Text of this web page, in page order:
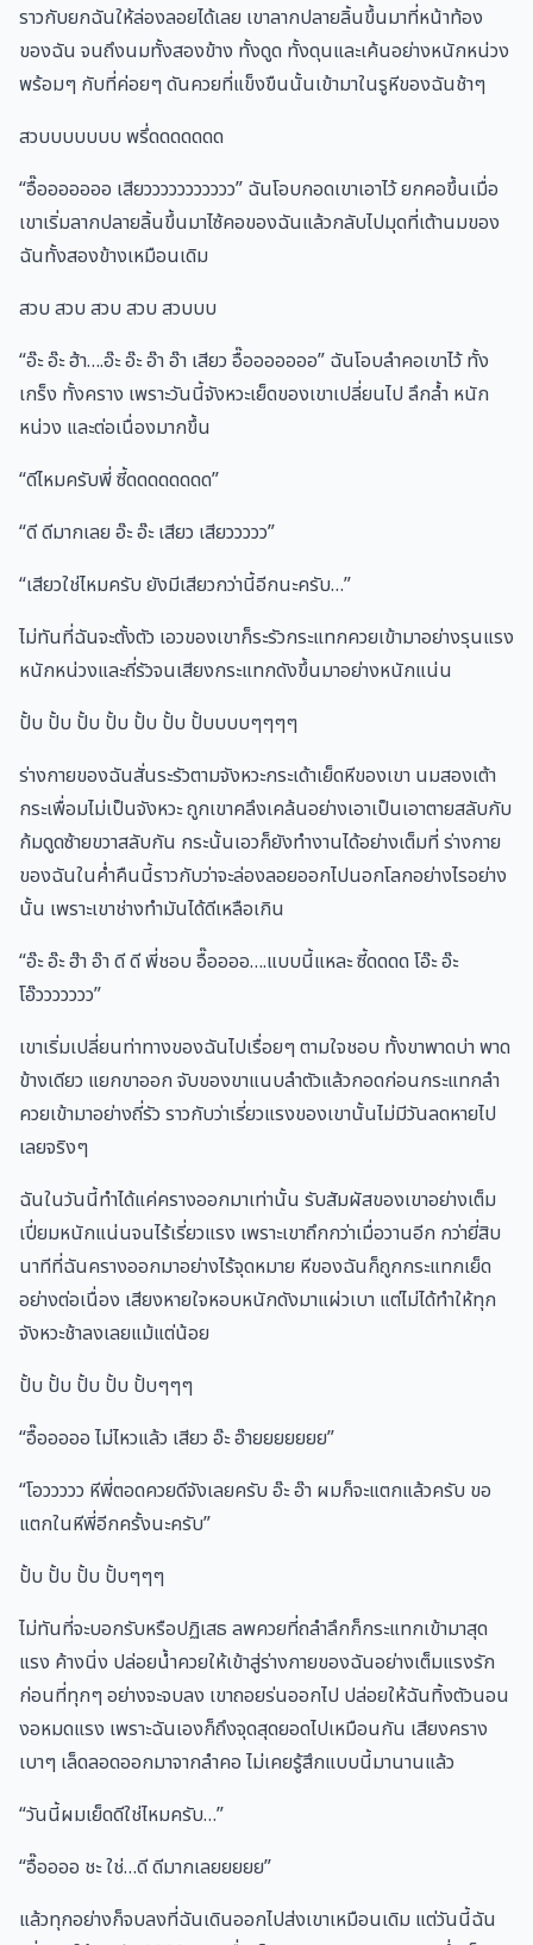
ราวกับยกฉันให้ล่องลอยได้เลย เขาลากปลายลิ้นขึ้นมาที่หน้าท้อง
ของฉัน จนถึงนมทั้งสองข้าง ทั้งดูด ทั้งดุนและเค้นอย่างหนักหน่วง
พร้อมๆ กับที่ค่อยๆ ดันควยที่แข็งขืนนั้นเข้ามาในรูหีของฉันช้าๆ
สวบบบบบบบ พรึ่ดดดดดดด
“อื๊อออออออ เสียววววววววววว” ฉันโอบกอดเขาเอาไว้ ยกคอขึ้นเมื่อ
เขาเริ่มลากปลายลิ้นขึ้นมาไซ้คอของฉันแล้วกลับไปมุดที่เต้านมของ
ฉันทั้งสองข้างเหมือนเดิม
สวบ สวบ สวบ สวบ สวบบบ
“อ๊ะ อ๊ะ ฮ้า….อ๊ะ อ๊ะ อ๊า อ๊า เสียว อื๊อออออออ” ฉันโอบลำคอเขาไว้ ทั้ง
เกร็ง ทั้งคราง เพราะวันนี้จังหวะเย็ดของเขาเปลี่ยนไป ลึกล้ำ หนัก
หน่วง และต่อเนื่องมากขึ้น
“ดีไหมครับพี่ ซี้ดดดดดดดด”
“ดี ดีมากเลย อ๊ะ อ๊ะ เสียว เสียววววว”
“เสียวใช่ไหมครับ ยังมีเสียวกว่านี้อีกนะครับ…”
ไม่ทันที่ฉันจะตั้งตัว เอวของเขาก็ระรัวกระแทกควยเข้ามาอย่างรุนแรง
หนักหน่วงและถี่รัวจนเสียงกระแทกดังขึ้นมาอย่างหนักแน่น
ปั้บ ปั้บ ปั้บ ปั้บ ปั้บ ปั้บ ปั้บบบบๆๆๆๆ
ร่างกายของฉันสั่นระรัวตามจังหวะกระเด้าเย็ดหีของเขา นมสองเต้า
กระเพื่อมไม่เป็นจังหวะ ถูกเขาคลึงเคล้นอย่างเอาเป็นเอาตายสลับกับ
ก้มดูดซ้ายขวาสลับกัน กระนั้นเอวก็ยังทำงานได้อย่างเต็มที่ ร่างกาย
ของฉันในค่ำคืนนี้ราวกับว่าจะล่องลอยออกไปนอกโลกอย่างไรอย่าง
นั้น เพราะเขาช่างทำมันได้ดีเหลือเกิน
“อ๊ะ อ๊ะ ฮ๊า อ๊า ดี ดี พี่ชอบ อื๊ออออ….แบบนี้แหละ ซี้ดดดด โอ๊ะ อ๊ะ
โอ๊ววววววว”
เขาเริ่มเปลี่ยนท่าทางของฉันไปเรื่อยๆ ตามใจชอบ ทั้งขาพาดบ่า พาด
ข้างเดียว แยกขาออก จับของขาแนบลำตัวแล้วกอดก่อนกระแทกลำ
ควยเข้ามาอย่างถี่รัว ราวกับว่าเรี่ยวแรงของเขานั้นไม่มีวันลดหายไป
เลยจริงๆ
ฉันในวันนี้ทำได้แค่ครางออกมาเท่านั้น รับสัมผัสของเขาอย่างเต็ม
เปี่ยมหนักแน่นจนไร้เรี่ยวแรง เพราะเขาถึกกว่าเมื่อวานอีก กว่ายี่สิบ
นาทีที่ฉันครางออกมาอย่างไร้จุดหมาย หีของฉันก็ถูกกระแทกเย็ด
อย่างต่อเนื่อง เสียงหายใจหอบหนักดังมาแผ่วเบา แต่ไม่ได้ทำให้ทุก
จังหวะช้าลงเลยแม้แต่น้อย
ปั้บ ปั้บ ปั้บ ปั้บ ปั้บๆๆๆ
“อื๊อออออ ไม่ไหวแล้ว เสียว อ๊ะ อ๊ายยยยยยย”
“โอววววว หีพี่ตอดควยดีจังเลยครับ อ๊ะ อ๊า ผมก็จะแตกแล้วครับ ขอ
แตกในหีพี่อีกครั้งนะครับ”
ปั้บ ปั้บ ปั้บ ปั้บๆๆๆ
ไม่ทันที่จะบอกรับหรือปฏิเสธ ลพควยที่ถลำลึกก็กระแทกเข้ามาสุด
แรง ค้างนิ่ง ปล่อยน้ำควยให้เข้าสู่ร่างกายของฉันอย่างเต็มแรงรัก
ก่อนที่ทุกๆ อย่างจะจบลง เขาถอยร่นออกไป ปล่อยให้ฉันทิ้งตัวนอน
งอหมดแรง เพราะฉันเองก็ถึงจุดสุดยอดไปเหมือนกัน เสียงคราง
เบาๆ เล็ดลอดออกมาจากลำคอ ไม่เคยรู้สึกแบบนี้มานานแล้ว
“วันนี้ผมเย็ดดีใช่ไหมครับ…”
“อื๊ออออ ชะ ใช่…ดี ดีมากเลยยยยย”
แล้วทุกอย่างก็จบลงที่ฉันเดินออกไปส่งเขาเหมือนเดิม แต่วันนี้ฉัน